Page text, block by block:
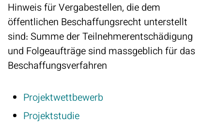
Hinweis für Vergabestellen, die dem
öffentlichen Beschaffungsrecht unterstellt
sind: Summe der Teilnehmerentschädigung
und Folgeaufträge sind massgeblich für das
Beschaffungsverfahren
Projektwettbewerb
Projektstudie